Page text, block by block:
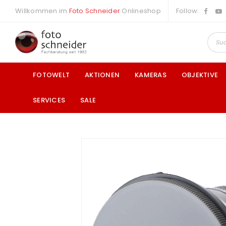
Willkommen im Foto Schneider Onlineshop Follow:
FOTOWELT AKTIONEN KAMERAS OBJEKTIVE
SERVICES SALE